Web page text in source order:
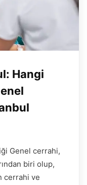
Hangi
Genel cerrahi,
biri olup,
cerrahi ve